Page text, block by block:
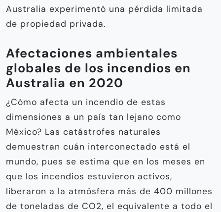
Australia experimentó una pérdida limitada
de propiedad privada.
Afectaciones ambientales
globales de los incendios en
Australia en 2020
¿Cómo afecta un incendio de estas
dimensiones a un país tan lejano como
México? Las catástrofes naturales
demuestran cuán interconectado está el
mundo, pues se estima que en los meses en
que los incendios estuvieron activos,
liberaron a la atmósfera más de 400 millones
de toneladas de CO2, el equivalente a todo el